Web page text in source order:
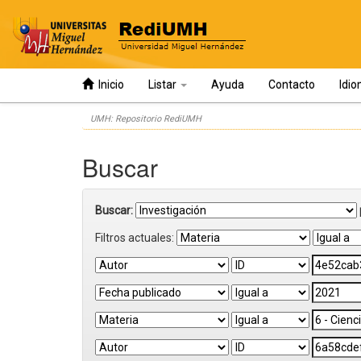
Inicio Listar Ayuda Contacto
UMH: Repositorio RediUMH
Buscar
Buscar:
Filtros actuales: